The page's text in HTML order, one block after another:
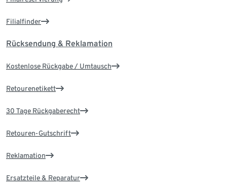
Filialfinder
Rücksendung & Reklamation
Kostenlose Rückgabe / Umtausch
Retourenetikett
30 Tage Rückgaberecht
Retouren-Gutschrift
Reklamation
Ersatzteile & Reparatur